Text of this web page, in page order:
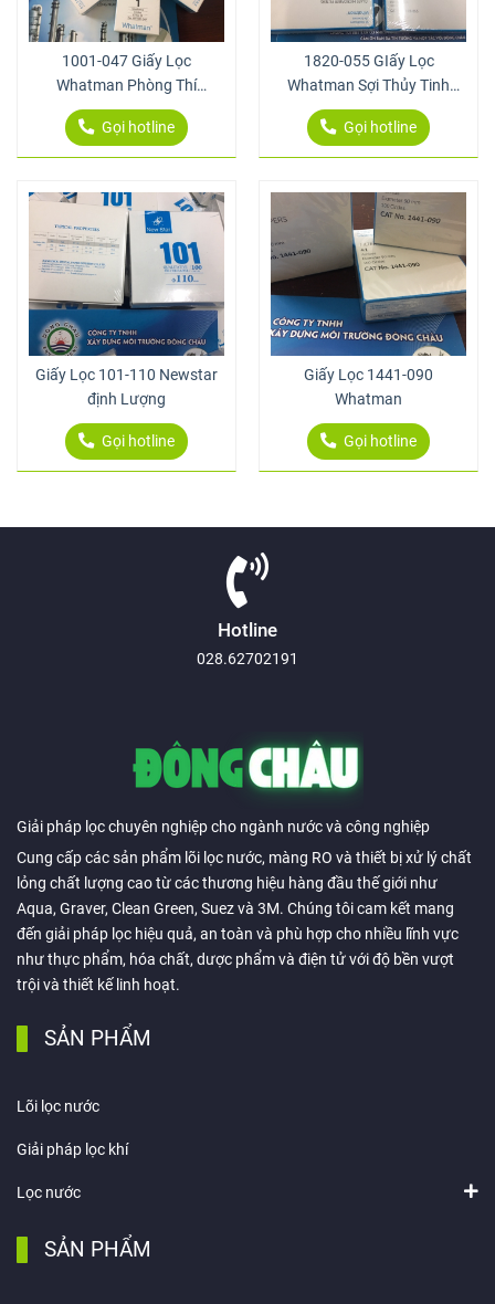
1001-047 Giấy Lọc
Whatman Phòng Thí
Nghiệm
Gọi hotline
1820-055 GIấy Lọc
Whatman Sợi Thủy Tinh
GF/A 1.6 Um 55 Mm
Gọi hotline
Giấy Lọc 101-110 Newstar
định Lượng
Gọi hotline
Giấy Lọc 1441-090
Whatman
Gọi hotline
Hotline
028.62702191
Giải pháp lọc chuyên nghiệp cho ngành nước và công nghiệp
Cung cấp các sản phẩm lõi lọc nước, màng RO và thiết bị xử lý chất
lỏng chất lượng cao từ các thương hiệu hàng đầu thế giới như
Aqua, Graver, Clean Green, Suez và 3M. Chúng tôi cam kết mang
đến giải pháp lọc hiệu quả, an toàn và phù hợp cho nhiều lĩnh vực
như thực phẩm, hóa chất, dược phẩm và điện tử với độ bền vượt
trội và thiết kế linh hoạt.
SẢN PHẨM
Lõi lọc nước
Giải pháp lọc khí
Lọc nước
SẢN PHẨM